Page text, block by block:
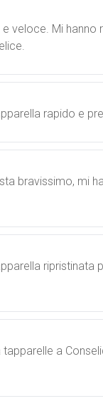
veloce. Mi hanno
rapido e
bravissimo, mi
ripristinata
a